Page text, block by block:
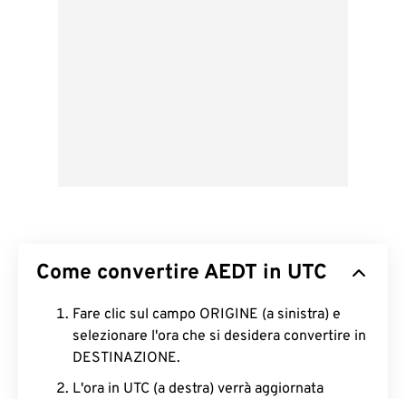
Come convertire AEDT in UTC
Fare clic sul campo ORIGINE (a sinistra) e
selezionare l'ora che si desidera convertire in
DESTINAZIONE.
L'ora in UTC (a destra) verrà aggiornata